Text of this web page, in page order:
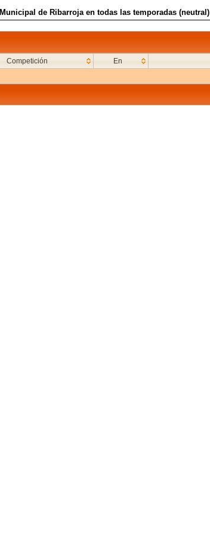
de Ribarroja en todas las temporadas (neutral)
Competición En